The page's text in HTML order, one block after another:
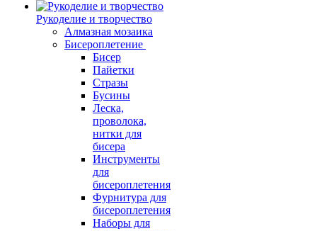
Рукоделие и творчество
Алмазная мозаика
Бисероплетение
Бисер
Пайетки
Стразы
Бусины
Леска,
проволока,
нитки для
бисера
Инструменты
для
бисероплетения
Фурнитура для
бисероплетения
Наборы для